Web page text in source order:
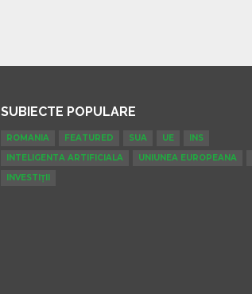
SUBIECTE POPULARE
ROMANIA FEATURED SUA UE
INS
INTELIGENTA ARTIFICIALA
UNIUNEA EUROPEANA
INVESTIȚII